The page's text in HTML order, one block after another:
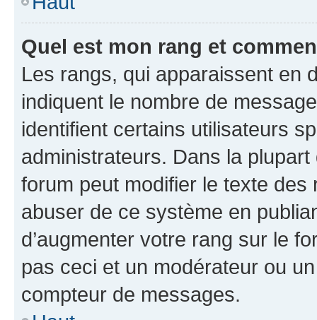
Quel est mon rang et
Les rangs, qui apparaissent en
indiquent le nombre de
identifient certains utilisateurs
administrateurs. Dans la
forum peut modifier le texte
abuser de ce système en
d’augmenter votre rang sur le
pas ceci et un modérateur ou
compteur de messages.